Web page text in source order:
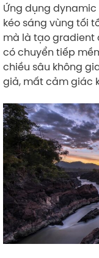
Ứng dụng
kéo sáng vùng tối
mà là tạo gradient
có chuyển tiếp
chiều sâu không
giả, mất cảm giác